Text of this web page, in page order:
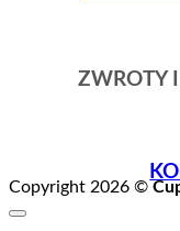
ZWROTY
Copyright 2026 ©